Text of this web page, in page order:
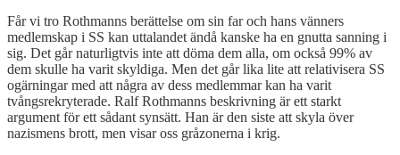
Får vi tro Rothmanns berättelse om sin far och hans vänners
medlemskap i SS kan uttalandet ändå kanske ha en gnutta sanning i
sig. Det går naturligtvis inte att döma dem alla, om också 99% av
dem skulle ha varit skyldiga. Men det går lika lite att relativisera SS
ogärningar med att några av dess medlemmar kan ha varit
tvångsrekryterade. Ralf Rothmanns beskrivning är ett starkt
argument för ett sådant synsätt. Han är den siste att skyla över
nazismens brott, men visar oss gråzonerna i krig.